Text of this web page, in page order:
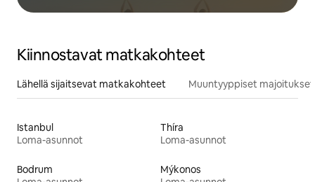
Kiinnostavat matkakohteet
Lähellä sijaitsevat matkakohteet Muuntyyppiset majoitukset
Istanbul
Loma-asunnot
Thíra
Loma-asunnot
Bodrum
Mýkonos